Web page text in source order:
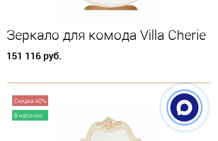
Зеркало для комода Villa Cherie
151 116 руб.
Скидка 40%
В наличии